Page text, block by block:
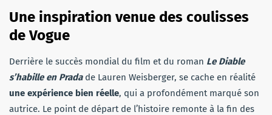
Une inspiration venue des coulisses
de Vogue
Derrière le succès mondial du film et du roman Le Diable
s’habille en Pradade Lauren Weisberger, se cache en réalité
une expérience bien réelle, qui a profondément marqué son
autrice. Le point de départ de l’histoire remonte à la fin des